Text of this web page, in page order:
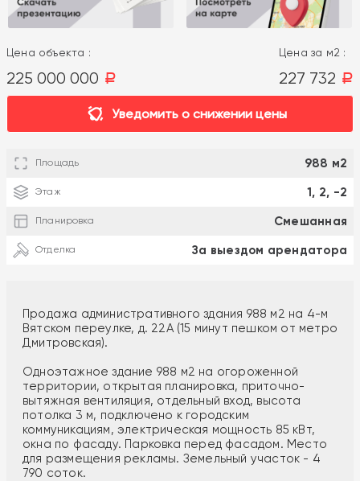
Цена объекта :
225 000 000 a
Цена за м2 :
227 732 a
Уведомить о снижении цены
Площадь 988 м2
Этаж 1, 2, -2
Планировка Смешанная
Отделка За выездом арендатора
Продажа административного здания 988 м2 на 4-м
Вятском переулке, д. 22А (15 минут пешком от метро
Дмитровская).
Одноэтажное здание 988 м2 на огороженной
территории, открытая планировка, приточно-
вытяжная вентиляция, отдельный вход, высота
потолка 3 м, подключено к городским
коммуникациям, электрическая мощность 85 кВт,
окна по фасаду. Парковка перед фасадом. Место
для размещения рекламы. Земельный участок - 4
790 соток.